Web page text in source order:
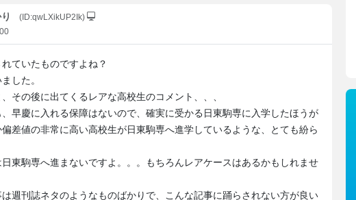
(ID:qwLXikUP2Ik)
ていたものですよね？
した。
その後に出てくるレアな高校生のコメント、、、
早慶に入れる保障はないので、確実に受かる日東駒専に入学したほうが
差値の非常に高い高校生が日東駒専へ進学しているような、とても紛ら
東駒専へ進まないですよ。。。もちろんレアケースはあるかもしれませ
週刊誌ネタのようなものばかりで、こんな記事に踊らされない方が良い